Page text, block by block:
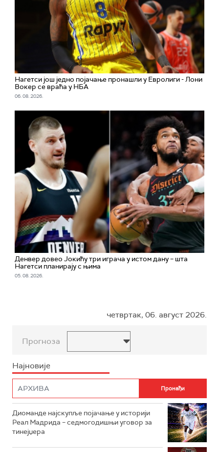
Нагетси још једно појачање пронашли у Евролиги - Лони
Вокер се враћа у НБА
06. 08. 2026.
Денвер довео Јокићу три играча у истом дану – шта
Нагетси планирају с њима
05. 08. 2026.
четвртак, 06. август 2026.
Прогноза
Најновије
Диоманде најскупље појачање у историји
Реал Мадрида – седмогодишњи уговор за
тинејџера